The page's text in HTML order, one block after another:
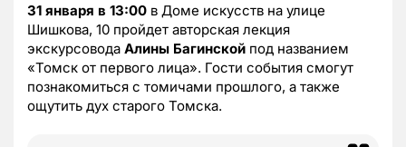
31 января в 13:00 в Доме искусств на улице
Шишкова, 10 пройдет авторская лекция
экскурсовода Алины Багинской под названием
«Томск от первого лица». Гости события смогут
познакомиться с томичами прошлого, а также
ощутить дух старого Томска.